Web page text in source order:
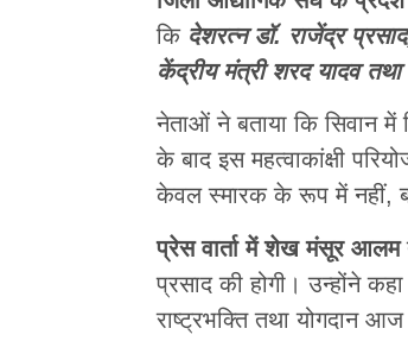
कि देशरत्न डॉ. राजेंद्र
केंद्रीय मंत्री शरद यादव तथा
नेताओं ने बताया कि सिवान में
के बाद इस महत्वाकांक्षी
केवल स्मारक के रूप में नहीं,
प्रेस वार्ता में शेख मंसूर आलम
प्रसाद की होगी। उन्होंने
राष्ट्रभक्ति तथा योगदान